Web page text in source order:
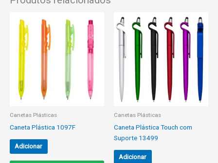
Canetas Plásticas
Caneta Plástica 1097F
Adicionar
Canetas Plásticas
Caneta Plástica Touch com
Suporte 13499
Adicionar